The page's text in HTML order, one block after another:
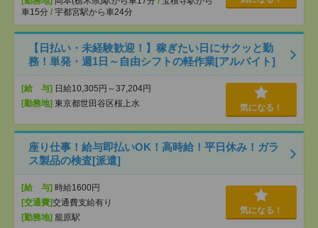
車15分 / 宇都宮駅から車24分
【日払い・未経験歓迎！】稼ぎたい日にサクッと勤
務！単発・週1日～自由シフトの軽作業[アルバイト]
[給 与] 日給10,305円～37,204円
[勤務地] 東京都世田谷区桜上水 気になる！
座り仕事！給与即払いOK！高時給！平日休み！ガラ
ス製品の検査[派遣]
[給 与] 時給1600円
[交通費]交通費支給有り
[勤務地] 籠原駅
気になる！